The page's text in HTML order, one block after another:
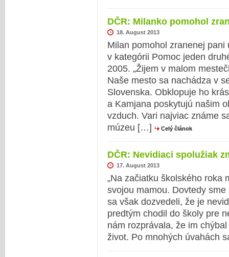
DČR: Milanko pomohol
18. August 2013
Milan pomohol zranenej
v kategórii Pomoc jeden
2005. „Žijem v malom
Naše mesto sa nachádza v
Slovenska. Obklopuje ho
a Kamjana poskytujú našim
vzduch. Vari najviac známe
múzeu […]
Celý článok
DČR: Nevidiaci spolužiak
17. August 2013
„Na začiatku školského roka
svojou mamou. Dovtedy
sa však dozvedeli, že je
predtým chodil do školy pre
nám rozprávala, že im
život. Po mnohých úvahách